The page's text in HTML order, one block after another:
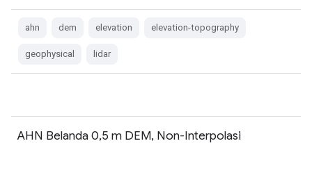
ahn dem elevation elevation-topography
geophysical lidar
AHN Belanda 0,5 m DEM, Non-Interpolasi